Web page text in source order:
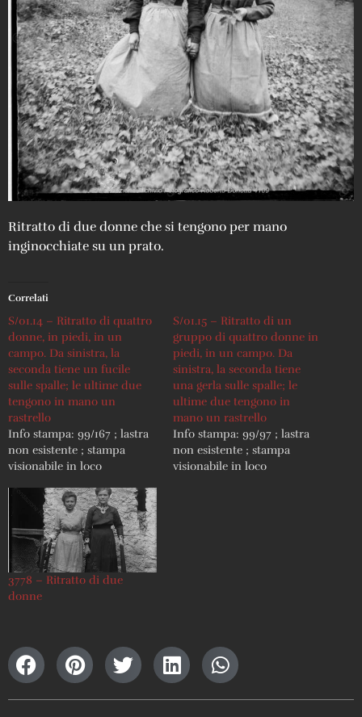
Ritratto di due donne che si tengono per mano
inginocchiate su un prato.
Correlati
S/01.14 – Ritratto di quattro
donne, in piedi, in un
campo. Da sinistra, la
seconda tiene un fucile
sulle spalle; le ultime due
tengono in mano un
rastrello
Info stampa: 99/167 ; lastra
non esistente ; stampa
visionabile in loco
S/01.15 – Ritratto di un
gruppo di quattro donne in
piedi, in un campo. Da
sinistra, la seconda tiene
una gerla sulle spalle; le
ultime due tengono in
mano un rastrello
Info stampa: 99/97 ; lastra
non esistente ; stampa
visionabile in loco
3778 – Ritratto di due
donne